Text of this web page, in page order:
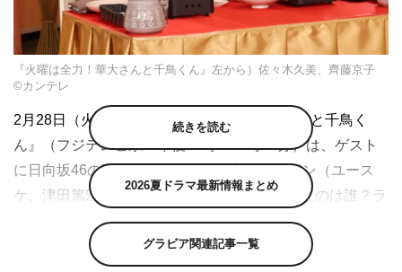
『火曜は全力！華大さんと千鳥くん』左から）佐々木久美、齊藤京子
©カンテレ
2月28日（火）放送の『火曜は全力！華大さんと千鳥く
ん』（フジテレビ系 午後10時～10時54分）は、ゲスト
に日向坂46の齊藤京子と佐々木久美、ダイアン（ユース
ケ、津田篤宏）を迎えて「おいしい鍋を作ったのは誰？ラ
ンキング」を送る。
博多華丸・大吉（博多華丸、博多大吉）と千鳥（大悟、ノ
続きを読む
2026夏ドラマ最新情報まとめ
グラビア関連記事一覧